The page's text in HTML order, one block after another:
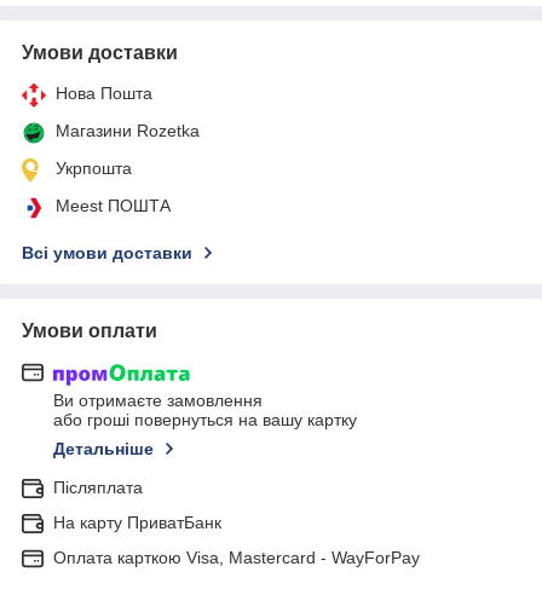
Умови доставки
Нова Пошта
Магазини Rozetka
Укрпошта
Meest ПОШТА
Всі умови доставки
Умови оплати
Ви отримаєте замовлення
або гроші повернуться на вашу картку
Детальніше
Післяплата
На карту ПриватБанк
Оплата карткою Visa, Mastercard - WayForPay